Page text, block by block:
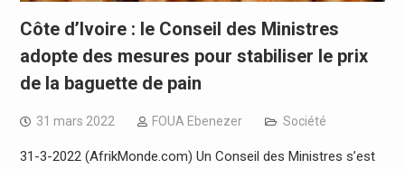
Côte d’Ivoire : le Conseil des Ministres
adopte des mesures pour stabiliser le prix
de la baguette de pain
31 mars 2022 FOUA Ebenezer Société
31-3-2022 (AfrikMonde.com) Un Conseil des Ministres s’est